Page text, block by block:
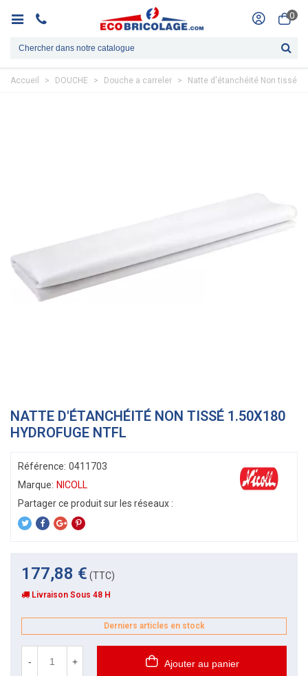
0
Accueil > DOUCHE > Douche a carreler > Natte d'étanchéité Non tissé
NATTE D'ÉTANCHÉITÉ NON TISSÉ 1.50X180
HYDROFUGE NTFL
Référence: 0411703
Marque: NICOLL
177,88 € (TTC)
Livraison Sous 48 H
Derniers articles en stock
- + Ajouter au panier